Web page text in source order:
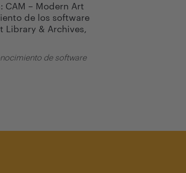
CAM – Modern Art
de los software
Library & Archives,
de software